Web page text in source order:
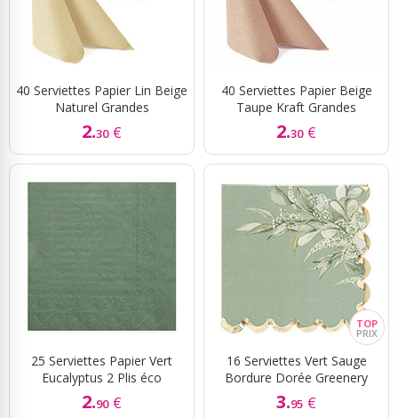
40 Serviettes Papier Lin Beige
Naturel Grandes
2.30 €
40 Serviettes Papier Beige
Taupe Kraft Grandes
2.30 €
25 Serviettes Papier Vert
Eucalyptus 2 Plis éco
2.90 €
16 Serviettes Vert Sauge
Bordure Dorée Greenery
3.95 €